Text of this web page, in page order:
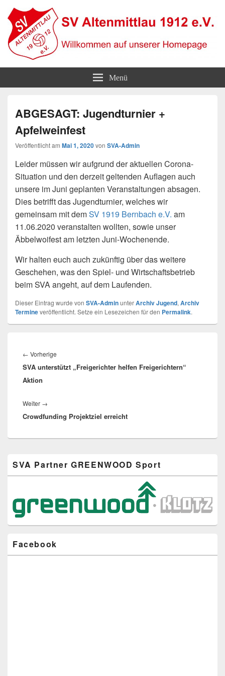
SV Altenmittlau 1912
Menü
ABGESAGT: Jugendturnier +
Apfelweinfest
Veröffentlicht am Mai 1, 2020von SVA-Admin
Leider müssen wir aufgrund der aktuellen Corona-
Situation und den derzeit geltenden Auflagen auch
unsere im Juni geplanten Veranstaltungen absagen.
Dies betrifft das Jugendturnier, welches wir
gemeinsam mit demSV 1919 Bernbach e.V. am
11.06.2020 veranstalten wollten, sowie unser
Äbbelwoifest am letzten Juni-Wochenende.
Wir halten euch auch zukünftig über das weitere
Geschehen, was den Spiel- und Wirtschaftsbetrieb
beim SVA angeht, auf dem Laufenden.
Dieser Eintrag wurde von SVA-AdminunterArchiv Jugend, Archiv
Termineveröffentlicht. Setze ein Lesezeichen für den Permalink.
← Vorherige
Beitrag:
SVA unterstützt „Freigerichter helfen Freigerichtern“
Aktion
Weiter →
Beitrag:
Crowdfunding Projektziel erreicht
Seitenleisten-
Widgetbereich
SVA Partner GREENWOOD Sport
Facebook